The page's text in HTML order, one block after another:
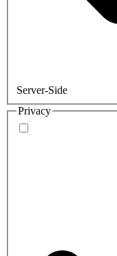
Server-Side
Privacy